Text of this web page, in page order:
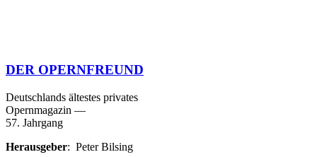
DER OPERNFREUND
Deutschlands ältestes privates
Opernmagazin —
57. Jahrgang
Herausgeber: Peter Bilsing